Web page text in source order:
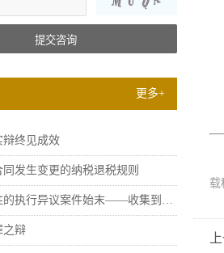
提交咨询
更多+
辩终见成效
发生变更的纳税退税规则
执行异议案件始末——收集到关...
之辩
载